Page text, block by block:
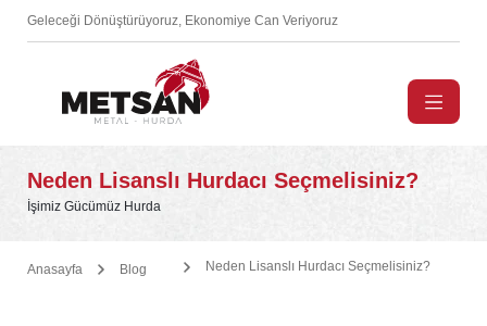
Geleceği Dönüştürüyoruz, Ekonomiye Can Veriyoruz
Neden Lisanslı Hurdacı Seçmelisiniz?
İşimiz Gücümüz Hurda
Anasayfa Blog Neden Lisanslı Hurdacı Seçmelisiniz?